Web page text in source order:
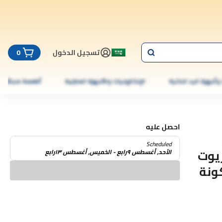
تسجيل الدخول 0
اليد الذكية الإلكترونيات والأجهزة المنزلية أطعمة مجمّدة
احصل عليه
Scheduled
الأحد, أغسطس ٩رابع - الخميس, أغسطس ١٣رابع